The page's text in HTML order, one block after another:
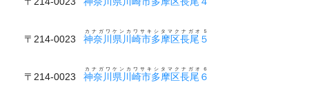
〒214-0023 神奈川県川崎市多摩区長尾５
カナガワケンカワサキシタマクナガオ５
〒214-0023 神奈川県川崎市多摩区長尾６
カナガワケンカワサキシタマクナガオ６